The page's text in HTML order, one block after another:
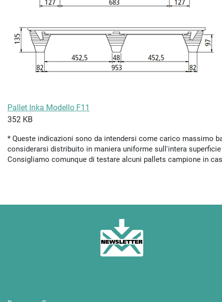
Pallet Inka Modello F11
352 KB
* Queste indicazioni sono da intendersi come carico massimo
considerarsi distribuito in maniera uniforme sull'intera
Consigliamo comunque di testare alcuni pallets campione in